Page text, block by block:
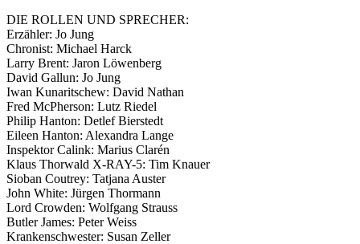
DIE ROLLEN UND SPRECHER:
Erzähler: Jo Jung
Chronist: Michael Harck
Larry Brent: Jaron Löwenberg
David Gallun: Jo Jung
Iwan Kunaritschew: David Nathan
Fred McPherson: Lutz Riedel
Philip Hanton: Detlef Bierstedt
Eileen Hanton: Alexandra Lange
Inspektor Calink: Marius Clarén
Klaus Thorwald X-RAY-5: Tim Knauer
Sioban Coutrey: Tatjana Auster
John White: Jürgen Thormann
Lord Crowden: Wolfgang Strauss
Butler James: Peter Weiss
Krankenschwester: Susan Zeller